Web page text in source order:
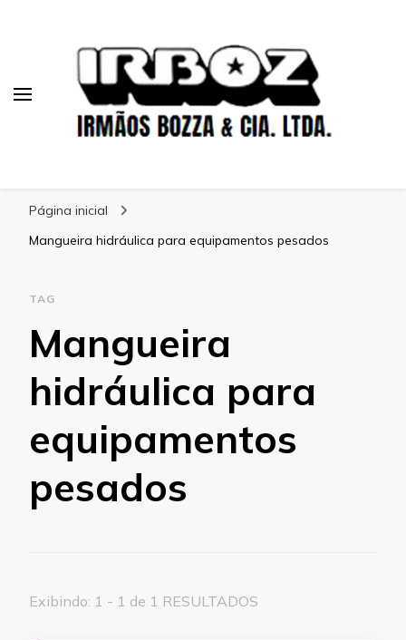
Página inicial
Mangueira hidráulica para equipamentos pesados
TAG
Mangueira
hidráulica para
equipamentos
pesados
Exibindo: 1 - 1 de 1 RESULTADOS